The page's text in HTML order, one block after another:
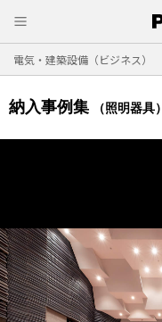
電気・建築設備（ビジネス）
納入事例集 （照明器具）